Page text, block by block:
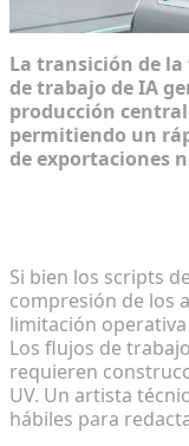
La transición de
de trabajo de IA
producción
permitiendo un
de exportaciones
Si bien los scripts
compresión de los
limitación
Los flujos de
requieren
UV. Un artista
hábiles para